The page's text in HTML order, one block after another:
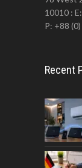
10010 :
P: +88
Recent